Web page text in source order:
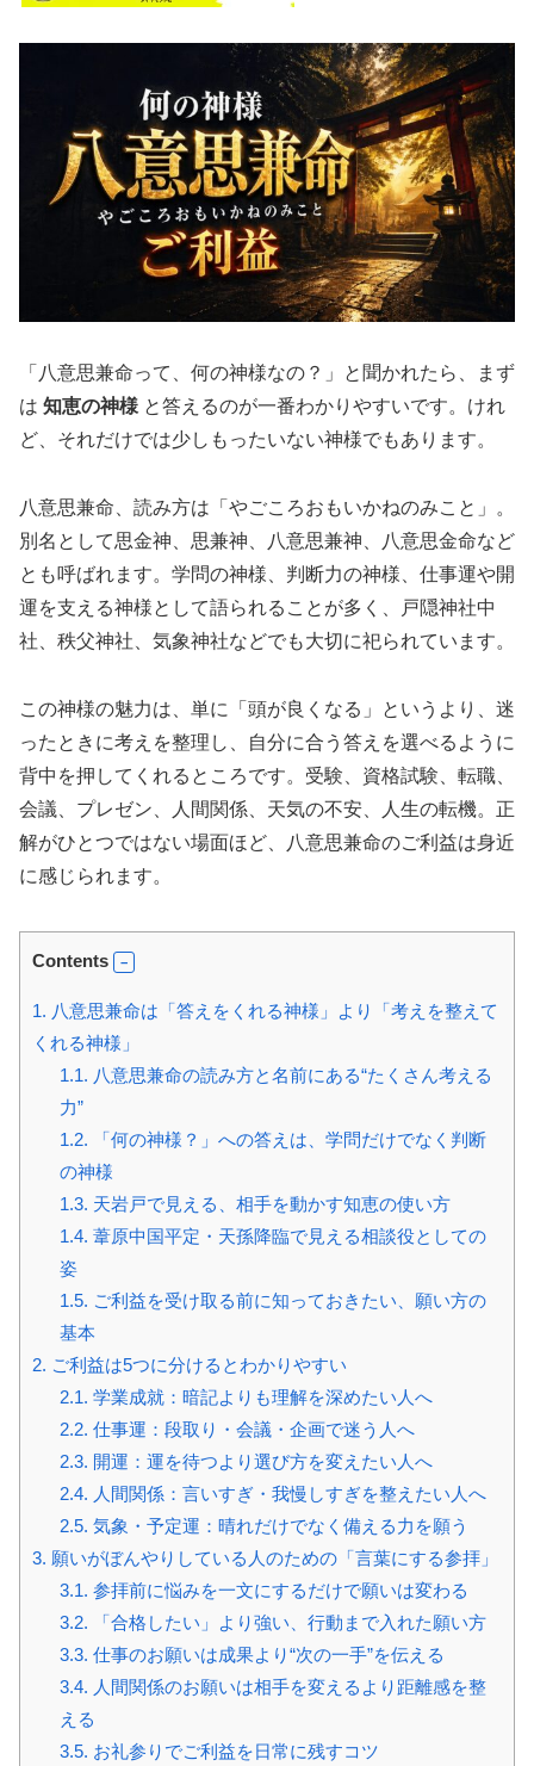
「八意思兼命って、何の神様なの？」と聞かれたら、まず
は 知恵の神様 と答えるのが一番わかりやすいです。けれ
ど、それだけでは少しもったいない神様でもあります。
八意思兼命、読み方は「やごころおもいかねのみこと」。
別名として思金神、思兼神、八意思兼神、八意思金命など
とも呼ばれます。学問の神様、判断力の神様、仕事運や開
運を支える神様として語られることが多く、戸隠神社中
社、秩父神社、気象神社などでも大切に祀られています。
この神様の魅力は、単に「頭が良くなる」というより、迷
ったときに考えを整理し、自分に合う答えを選べるように
背中を押してくれるところです。受験、資格試験、転職、
会議、プレゼン、人間関係、天気の不安、人生の転機。正
解がひとつではない場面ほど、八意思兼命のご利益は身近
に感じられます。
Contents
1. 八意思兼命は「答えをくれる神様」より「考えを整えて
くれる神様」
1.1. 八意思兼命の読み方と名前にある“たくさん考える
力”
1.2. 「何の神様？」への答えは、学問だけでなく判断
の神様
1.3. 天岩戸で見える、相手を動かす知恵の使い方
1.4. 葦原中国平定・天孫降臨で見える相談役としての
姿
1.5. ご利益を受け取る前に知っておきたい、願い方の
基本
2. ご利益は5つに分けるとわかりやすい
2.1. 学業成就：暗記よりも理解を深めたい人へ
2.2. 仕事運：段取り・会議・企画で迷う人へ
2.3. 開運：運を待つより選び方を変えたい人へ
2.4. 人間関係：言いすぎ・我慢しすぎを整えたい人へ
2.5. 気象・予定運：晴れだけでなく備える力を願う
3. 願いがぼんやりしている人のための「言葉にする参拝」
3.1. 参拝前に悩みを一文にするだけで願いは変わる
3.2. 「合格したい」より強い、行動まで入れた願い方
3.3. 仕事のお願いは成果より“次の一手”を伝える
3.4. 人間関係のお願いは相手を変えるより距離感を整
える
3.5. お礼参りでご利益を日常に残すコツ